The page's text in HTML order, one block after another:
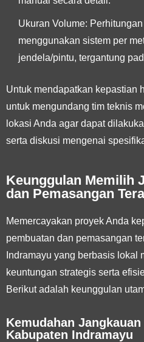
Ukuran Volume:
menggunakan sistem per
jendela/pintu, tergantung
Untuk mendapatkan kepastian
untuk mengundang tim teknis
lokasi Anda agar dapat
serta diskusi mengenai
Keunggulan Memilih
dan Pemasangan
Memercayakan proyek Anda
pembuatan dan pemasangan
Indramayu yang berbasis lokal
keuntungan strategis serta
Berikut adalah keunggulan
Kemudahan
Kabupaten Indramayu